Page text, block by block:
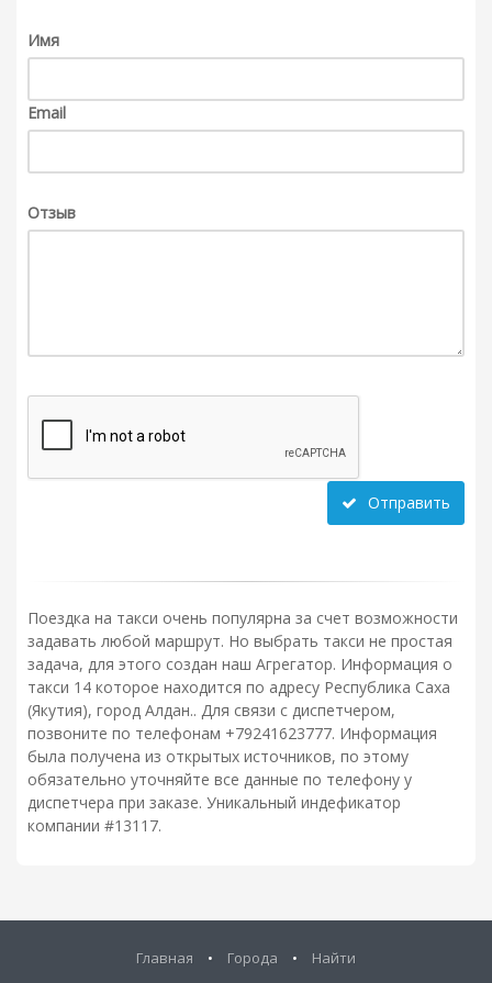
Имя
Email
Отзыв
Отправить
Поездка на такси очень популярна за счет возможности
задавать любой маршрут. Но выбрать такси не простая
задача, для этого создан наш Агрегатор. Информация о
такси 14 которое находится по адресу Республика Саха
(Якутия), город Алдан.. Для связи с диспетчером,
позвоните по телефонам +79241623777. Информация
была получена из открытых источников, по этому
обязательно уточняйте все данные по телефону у
диспетчера при заказе. Уникальный индефикатор
компании #13117.
Главная • Города • Найти